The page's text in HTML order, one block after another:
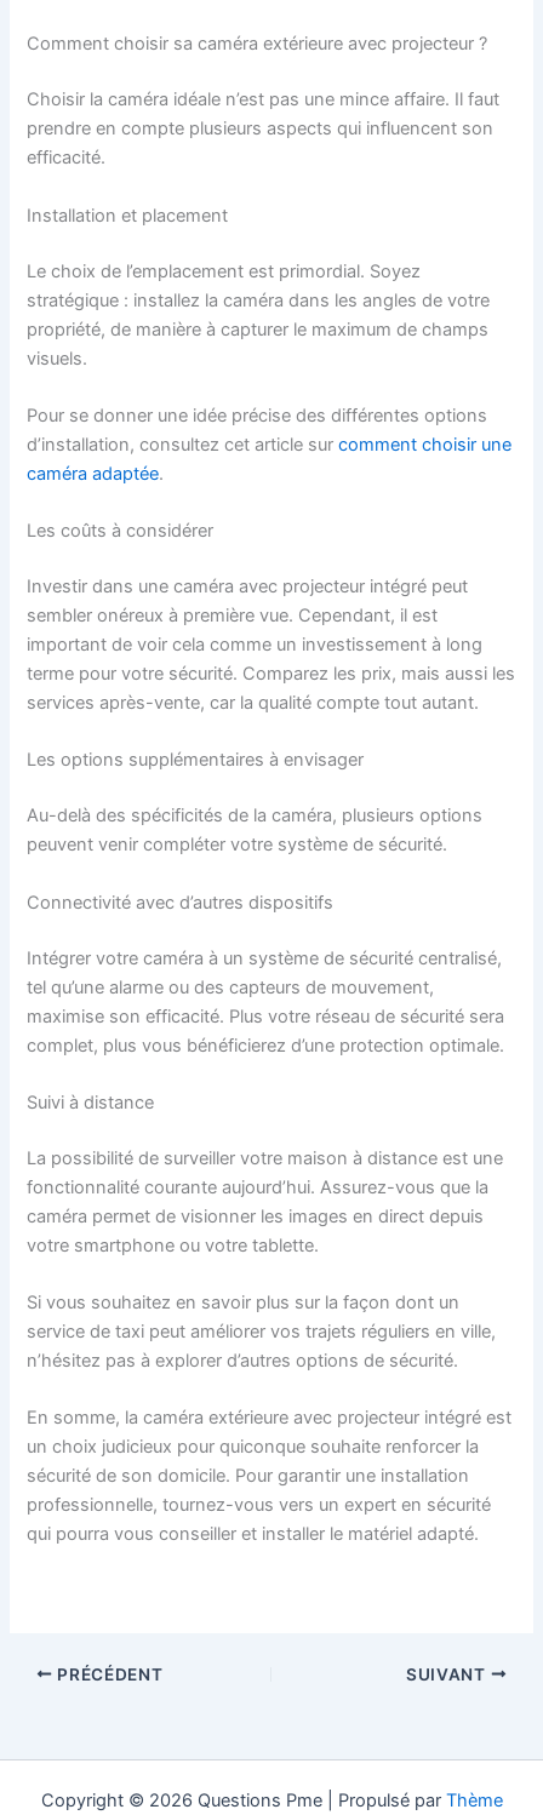
Comment choisir sa caméra extérieure avec projecteur ?
Choisir la caméra idéale n’est pas une mince affaire. Il faut
prendre en compte plusieurs aspects qui influencent son
efficacité.
Installation et placement
Le choix de l’emplacement est primordial. Soyez
stratégique : installez la caméra dans les angles de votre
propriété, de manière à capturer le maximum de champs
visuels.
Pour se donner une idée précise des différentes options
d’installation, consultez cet article surcomment choisir une
caméra adaptée.
Les coûts à considérer
Investir dans une caméra avec projecteur intégré peut
sembler onéreux à première vue. Cependant, il est
important de voir cela comme un investissement à long
terme pour votre sécurité. Comparez les prix, mais aussi les
services après-vente, car la qualité compte tout autant.
Les options supplémentaires à envisager
Au-delà des spécificités de la caméra, plusieurs options
peuvent venir compléter votre système de sécurité.
Connectivité avec d’autres dispositifs
Intégrer votre caméra à un système de sécurité centralisé,
tel qu’une alarme ou des capteurs de mouvement,
maximise son efficacité. Plus votre réseau de sécurité sera
complet, plus vous bénéficierez d’une protection optimale.
Suivi à distance
La possibilité de surveiller votre maison à distance est une
fonctionnalité courante aujourd’hui. Assurez-vous que la
caméra permet de visionner les images en direct depuis
votre smartphone ou votre tablette.
Si vous souhaitez en savoir plus sur la façon dont un
service de taxi peut améliorer vos trajets réguliers en ville,
n’hésitez pas à explorer d’autres options de sécurité.
En somme, la caméra extérieure avec projecteur intégré est
un choix judicieux pour quiconque souhaite renforcer la
sécurité de son domicile. Pour garantir une installation
professionnelle, tournez-vous vers un expert en sécurité
qui pourra vous conseiller et installer le matériel adapté.
PRÉCÉDENT SUIVANT
Copyright © 2026 Questions Pme | Propulsé par Thème